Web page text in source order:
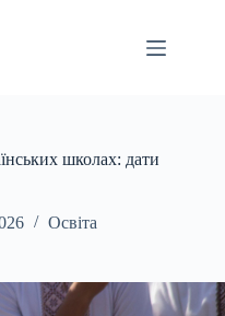
школах: дати
Освіта